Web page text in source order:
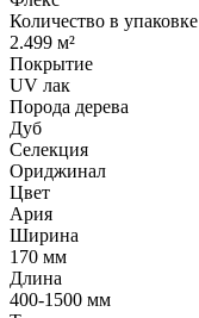
Количество в упаковке
2.499 м²
Покрытие
UV лак
Порода дерева
Дуб
Селекция
Ориджинал
Цвет
Ария
Ширина
170 мм
Длина
400-1500 мм